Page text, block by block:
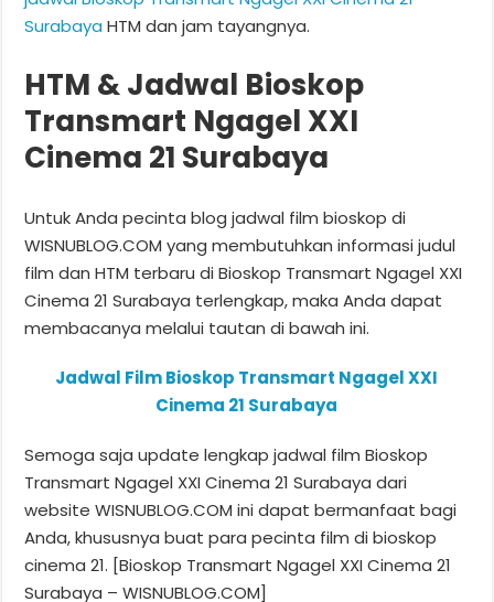
Surabaya HTM dan jam tayangnya.
HTM & Jadwal Bioskop
Transmart Ngagel XXI
Cinema 21 Surabaya
Untuk Anda pecinta blog jadwal film bioskop di
WISNUBLOG.COM yang membutuhkan informasi judul
film dan HTM terbaru di Bioskop Transmart Ngagel XXI
Cinema 21 Surabaya terlengkap, maka Anda dapat
membacanya melalui tautan di bawah ini.
Jadwal Film Bioskop Transmart Ngagel XXI
Cinema 21 Surabaya
Semoga saja update lengkap jadwal film Bioskop
Transmart Ngagel XXI Cinema 21 Surabaya dari
website WISNUBLOG.COM ini dapat bermanfaat bagi
Anda, khususnya buat para pecinta film di bioskop
cinema 21. [Bioskop Transmart Ngagel XXI Cinema 21
Surabaya – WISNUBLOG.COM]